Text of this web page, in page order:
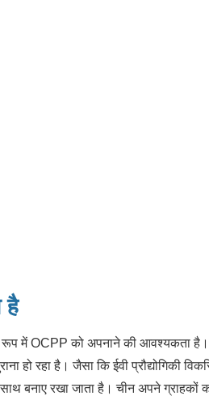
है
के रूप में OCPP को अपनाने की आवश्यकता
हो रहा है। जैसा कि ईवी प्रौद्योगिकी
बनाए रखा जाता है। चीन अपने ग्राहकों